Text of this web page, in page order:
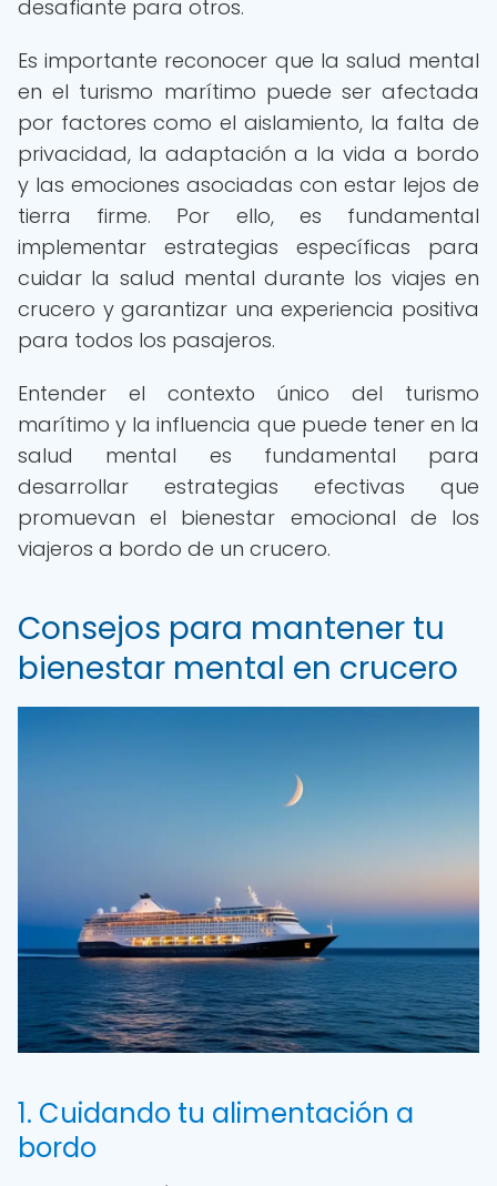
desafiante para otros.
Es importante reconocer que la salud mental
en el turismo marítimo puede ser afectada
por factores como el aislamiento, la falta de
privacidad, la adaptación a la vida a bordo
y las emociones asociadas con estar lejos de
tierra firme. Por ello, es fundamental
implementar estrategias específicas para
cuidar la salud mental durante los viajes en
crucero y garantizar una experiencia positiva
para todos los pasajeros.
Entender el contexto único del turismo
marítimo y la influencia que puede tener en la
salud mental es fundamental para
desarrollar estrategias efectivas que
promuevan el bienestar emocional de los
viajeros a bordo de un crucero.
Consejos para mantener tu
bienestar mental en crucero
1. Cuidando tu alimentación a
bordo